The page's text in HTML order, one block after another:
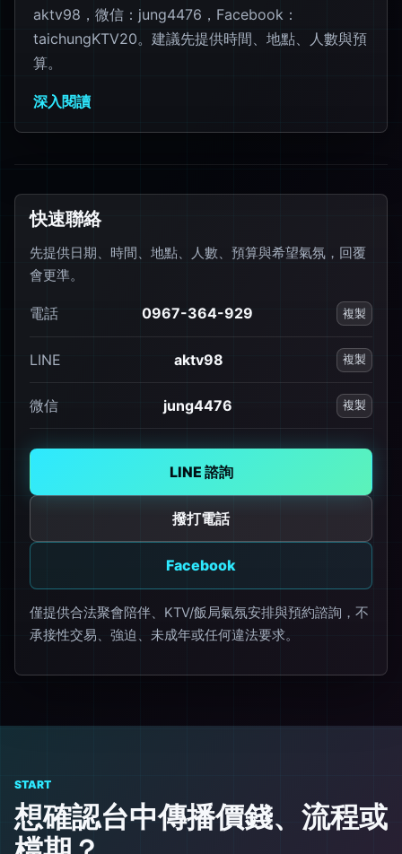
aktv98，微信：jung4476，Facebook：
taichungKTV20。建議先提供時間、地點、人數與預
算。
深入閱讀
快速聯絡
先提供日期、時間、地點、人數、預算與希望氣氛，回覆
會更準。
電話 0967-364-929 複製
LINE aktv98 複製
微信 jung4476 複製
LINE 諮詢
撥打電話
Facebook
僅提供合法聚會陪伴、KTV/飯局氣氛安排與預約諮詢，不
承接性交易、強迫、未成年或任何違法要求。
START
想確認台中傳播價錢、流程或